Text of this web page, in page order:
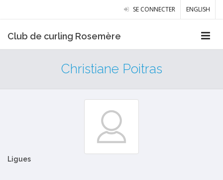
SE CONNECTER ENGLISH
Club de curling Rosemère
Christiane Poitras
Ligues